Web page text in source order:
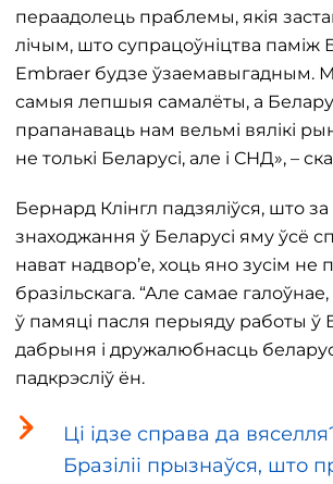
пераадолець праблемы, якія
лічым, што супрацоўніцтва паміж
Embraer будзе ўзаемавыгадным.
самыя лепшыя самалёты, а
прапанаваць нам вельмі вялікі
не толькі Беларусі, але і СНД», –
Бернард Клінгл падзяліўся, што за
знаходжання ў Беларусі яму ўсё
нават надвор’е, хоць яно зусім не
бразільскага. “Але самае
ў памяці пасля перыяду работы ў
дабрыня і дружалюбнасць
падкрэсліў ён.
Ці ідзе справа да
Бразіліі прызнаўся, што